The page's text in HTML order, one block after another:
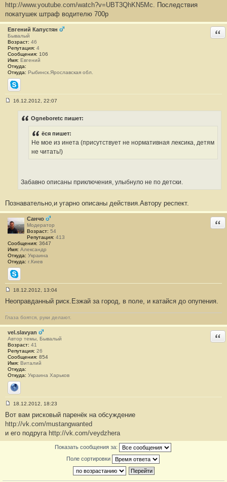
б
щ
н
и
е
#
3
7
http://www.youtube.com/watch?v=UBT3QhKN5Mc.
Последствия
покатушек штраф водителю 700р
Евгений Капустян
Бывалый
Возраст: 46
Репутация: 4
Сообщения: 106
Имя: Евгений
Откуда:
Откуда: Рыбинск.Ярославская обл.
Skype
16.12.2012, 22:07
Ogneboretc пишет:
ёся пишет:
Не мое из инета (присутствует не нормативная лексика, детям
не читать!)
Забавно описаны приключения, улыбнуло не по детски.
Познавательно,и угарно описаны действия.Автору респект.
Санчо
Модератор
Возраст: 54
Репутация: 413
Сообщения: 3647
Имя: Александр
Откуда: Украина
Откуда: г.Киев
Skype
о
б
щ
е
н
и
е
#
3
9
18.12.2012, 13:04
Неоправданный риск.Езжай за город, в поле, и катайся до опупения.
Глаза боятся, руки делают.
vel.slavyan
Автор темы, Бывалый
Возраст: 41
Репутация: 26
Сообщения: 854
Имя: Виталий
Откуда:
Откуда: Украина Харьков
Сайт
о
б
щ
18.12.2012, 18:23
Вот вам рисковый паренёк на обсуждение
http://vk.com/mustangwanted
и его подруга http://vk.com/veydzhera
Показать сообщения за:
Поле сортировки